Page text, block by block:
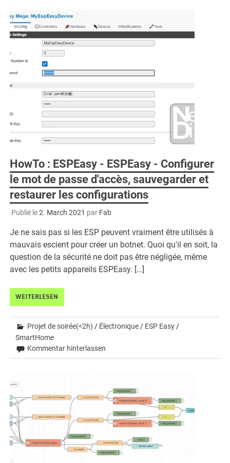
HowTo : ESPEasy - ESPEasy - Configurer
le mot de passe d'accès, sauvegarder et
restaurer les configurations
Publié le2. March 2021 par Fab
Je ne sais pas si les ESP peuvent vraiment être utilisés à
mauvais escient pour créer un botnet. Quoi qu'il en soit, la
question de la sécurité ne doit pas être négligée, même
avec les petits appareils ESPEasy. […]
WEITERLESEN
Projet de soirée(<2h) / Électronique/ ESP Easy/
SmartHome
Kommentar hinterlassen